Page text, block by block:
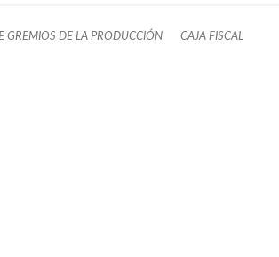
GREMIOS DE LA PRODUCCIÓN CAJA FISCAL